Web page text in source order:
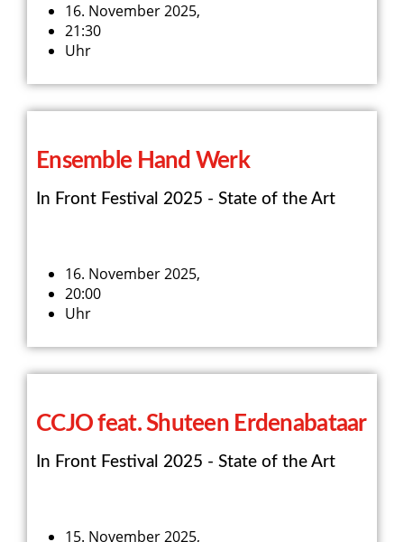
16. November 2025,
21:30
Uhr
Ensemble Hand Werk
In Front Festival 2025 - State of the Art
16. November 2025,
20:00
Uhr
CCJO feat. Shuteen Erdenabataar
In Front Festival 2025 - State of the Art
15. November 2025,